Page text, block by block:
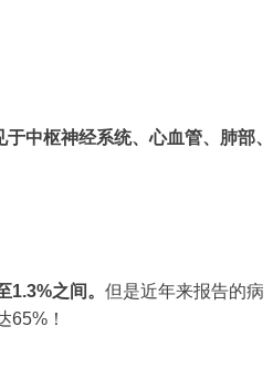
中枢神经系统、心血管、肺部、
之间。 但是近年来报告的病
65%！